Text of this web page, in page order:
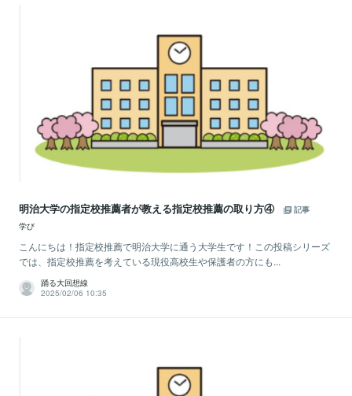
明治大学の指定校推薦者が教える指定校推薦の取り方④
記事
学び
こんにちは！指定校推薦で明治大学に通う大学生です！この投稿シリーズ
では、指定校推薦を考えている現役高校生や保護者の方にも...
踊る大回想線
2025/02/06 10:35